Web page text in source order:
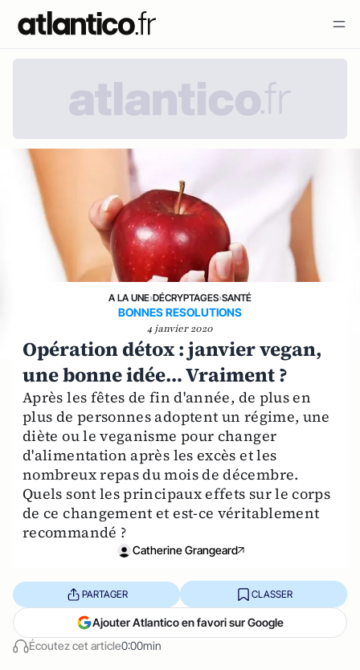
A LA UNE›DÉCRYPTAGES›SANTÉ
BONNES RESOLUTIONS
4 janvier 2020
Opération détox : janvier vegan,
une bonne idée… Vraiment ?
Après les fêtes de fin d'année, de plus en
plus de personnes adoptent un régime, une
diète ou le veganisme pour changer
d'alimentation après les excès et les
nombreux repas du mois de décembre.
Quels sont les principaux effets sur le corps
de ce changement et est-ce véritablement
recommandé ?
Catherine Grangeard
Écoutez cet article0:00min
PARTAGER CLASSER
Ajouter Atlantico en favori sur Google